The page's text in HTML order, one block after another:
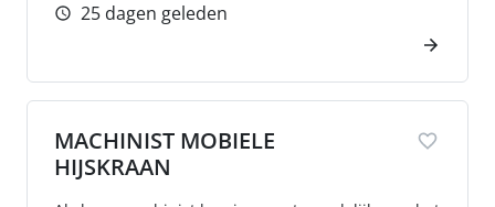
25 dagen geleden
MACHINIST MOBIELE
HIJSKRAAN